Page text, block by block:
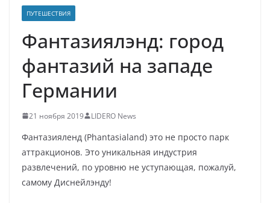
ПУТЕШЕСТВИЯ
Фантазиялэнд: город
фантазий на западе
Германии
21 ноября 2019 LIDERO News
Фантазияленд (Phantasialand) это не просто парк
аттракционов. Это уникальная индустрия
развлечений, по уровню не уступающая, пожалуй,
самому Диснейлэнду!